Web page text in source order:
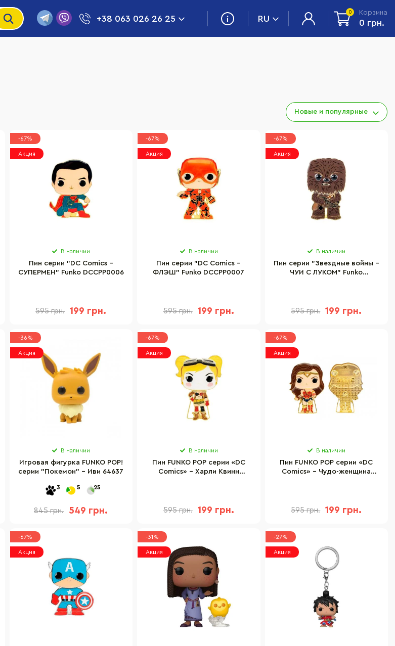
+38 063 026 26 25 RU
0 Корзина
0 грн.
Новые и популярные
-67%
Акция
В наличии
Пин серии "DC Comics –
СУПЕРМЕН" Funko DCCPP0006
595 грн. 199 грн.
-67%
Акция
В наличии
Пин серии "DC Comics –
ФЛЭШ" Funko DCCPP0007
595 грн. 199 грн.
-67%
Акция
В наличии
Пин серии "Звездные войны –
ЧУИ С ЛУКОМ" Funko
595 грн. 199 грн.
-36%
Акция
В наличии
Игровая фигурка FUNKO POP!
серии "Покемон" – Иви 64637
3 5 25
845 грн. 549 грн.
-67%
Акция
В наличии
Пин FUNKO POP серии «DC
Comics» – Харли Квинн
595 грн. 199 грн.
-67%
Акция
В наличии
Пин FUNKO POP серии «DC
Comics» – Чудо-женщина
595 грн. 199 грн.
-67%
Акция
-31%
Акция
-27%
Акция